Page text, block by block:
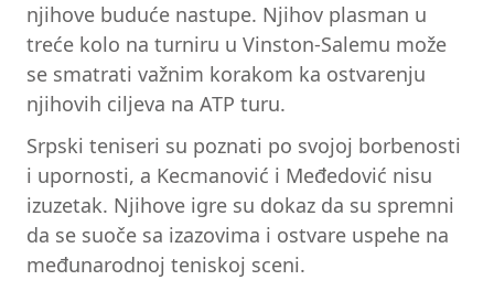
njihove buduće nastupe. Njihov plasman u
treće kolo na turniru u Vinston-Salemu može
se smatrati važnim korakom ka ostvarenju
njihovih ciljeva na ATP turu.
Srpski teniseri su poznati po svojoj borbenosti
i upornosti, a Kecmanović i Međedović nisu
izuzetak. Njihove igre su dokaz da su spremni
da se suoče sa izazovima i ostvare uspehe na
međunarodnoj teniskoj sceni.